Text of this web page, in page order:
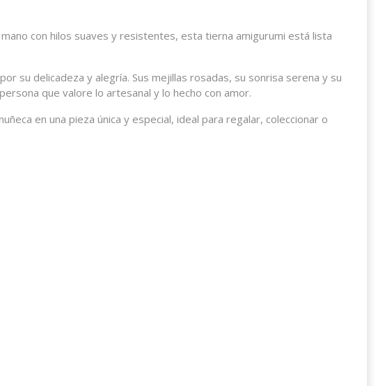
con hilos suaves y resistentes, esta tierna amigurumi está lista
su delicadeza y alegría. Sus mejillas rosadas, su sonrisa serena y su
que valore lo artesanal y lo hecho con amor.
en una pieza única y especial, ideal para regalar, coleccionar o